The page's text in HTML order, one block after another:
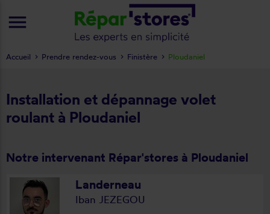
Installation et dépannage volet
roulant à Ploudaniel
Notre intervenant Répar'stores à Ploudaniel
Landerneau
Iban JEZEGOU
Accueil Prendre rendez-vous Finistère Ploudaniel
menu